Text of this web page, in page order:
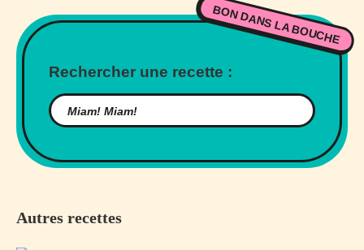
BON DANS LA BOUCHE
Rechercher une recette :
Autres recettes